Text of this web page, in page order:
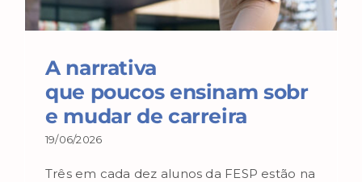
A narrativa
que poucos ensinam sobr
e mudar de carreira
19/06/2026
Três em cada dez alunos da FESP estão na